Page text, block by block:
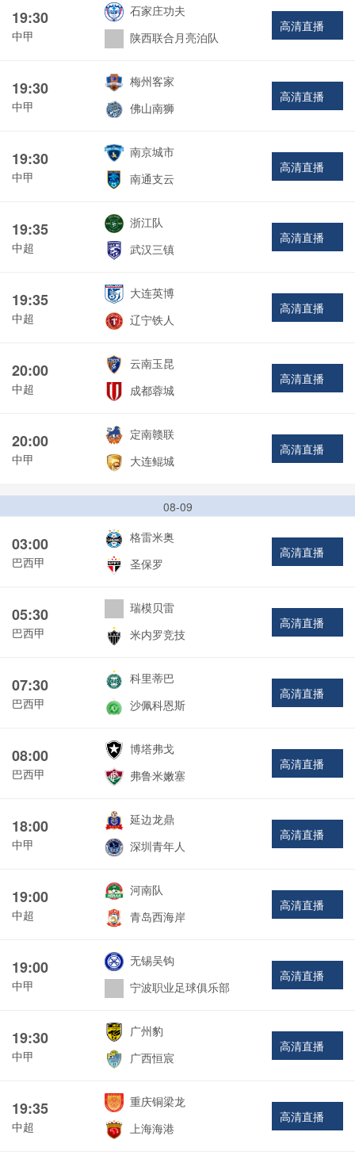
19:30
中甲
石家庄功夫
陕西联合月亮泊队
高清直播
19:30
中甲
梅州客家
佛山南狮
高清直播
19:30
中甲
南京城市
南通支云
高清直播
19:35
中超
浙江队
武汉三镇
高清直播
19:35
中超
大连英博
辽宁铁人
高清直播
20:00
中超
云南玉昆
成都蓉城
高清直播
20:00
中甲
定南赣联
大连鲲城
高清直播
08-09
03:00
巴西甲
格雷米奥
圣保罗
高清直播
05:30
巴西甲
瑞模贝雷
米内罗竞技
高清直播
07:30
巴西甲
科里蒂巴
沙佩科恩斯
高清直播
08:00
巴西甲
博塔弗戈
弗鲁米嫩塞
高清直播
18:00
中甲
延边龙鼎
深圳青年人
高清直播
19:00
中超
河南队
青岛西海岸
高清直播
19:00
中甲
无锡吴钩
宁波职业足球俱乐部
高清直播
19:30
中甲
广州豹
广西恒宸
高清直播
19:35
中超
重庆铜梁龙
上海海港
高清直播